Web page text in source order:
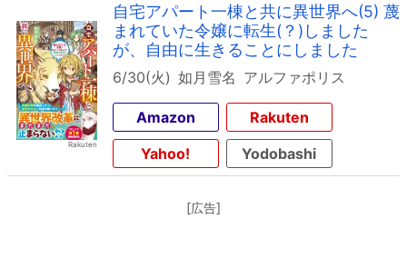
自宅アパート一棟と共に異世界へ(5) 蔑
まれていた令嬢に転生(？)しました
が、自由に生きることにしました
6/30(火) 如月雪名 アルファポリス
Amazon
Rakuten
Yahoo!
Yodobashi
[広告]